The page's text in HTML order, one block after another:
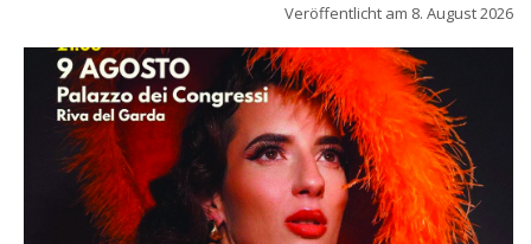
Veröffentlicht am 8. August 2026